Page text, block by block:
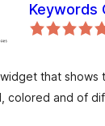
Keywords
that shows
colored and of